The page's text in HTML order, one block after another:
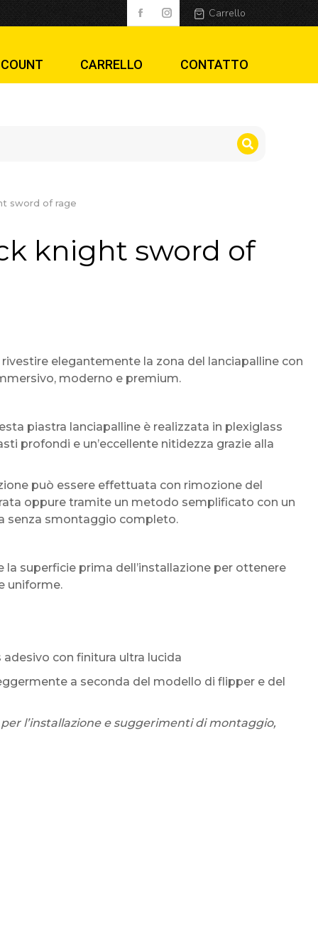
rage Carrello
CARRELLO CONTATTO
sword of rage
knight sword of
elegantemente la zona del lanciapalline con
moderno e premium.
piastra lanciapalline è realizzata in plexiglass
profondi e un’eccellente nitidezza grazie alla
può essere effettuata con rimozione del
oppure tramite un metodo semplificato con un
senza smontaggio completo.
superficie prima dell’installazione per ottenere
uniforme.
con finitura ultra lucida
a seconda del modello di flipper e del
l’installazione e suggerimenti di montaggio,